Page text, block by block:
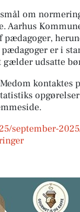
om
Aarhus
er i
gælder udsatte
kontaktes
september-
Åbn